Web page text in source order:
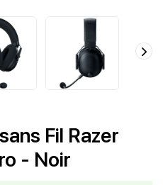
Fil Razer
- Noir